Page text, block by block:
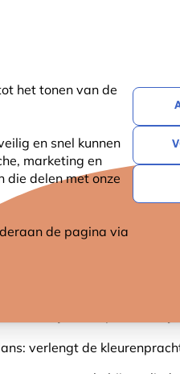
het tonen van de
en snel kunnen
marketing en
die delen met onze
de pagina via
CADEAUS
verlengt de